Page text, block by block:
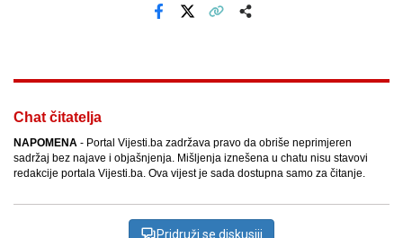
Chat čitatelja
NAPOMENA - Portal Vijesti.ba zadržava pravo da obriše neprimjeren
sadržaj bez najave i objašnjenja. Mišljenja iznešena u chatu nisu stavovi
redakcije portala Vijesti.ba. Ova vijest je sada dostupna samo za čitanje.
Pridruži se diskusiji